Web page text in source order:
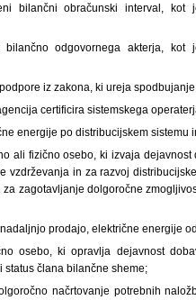
bilančni obračunski interval,
bilančno odgovornega akterja,
iz zakona, ki ureja
certificira sistemskega
energije po distribucijskem sistemu
ali fizično osebo, ki izvaja
vzdrževanja in za razvoj
zagotavljanje dolgoročne
prodajo, električne energije
osebo, ki opravlja dejavnost
člana bilančne sheme;
načrtovanje potrebnih